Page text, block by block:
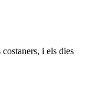
i els dies